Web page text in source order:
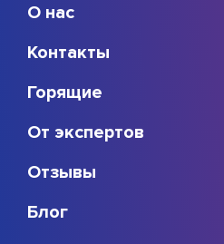
О нас
Контакты
Горящие
От экспертов
Отзывы
Блог